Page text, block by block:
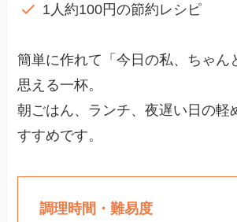
1人約100円の節約レシピ
簡単に作れて「今日の私、ちゃん
思える一杯。
朝ごはん、ランチ、夜遅い日の軽
すすめです。
調理時間・難易度